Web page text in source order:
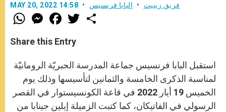
MAY 20, 2022 14:58 فريق زينيت البابا فرنسيس
W
h
t
s
p
M
e
s
e
g
e
r
F
a
e
b
o
k
w
Share this Entry
استقبل البابا فرنسيس جماعة المدرسة الحبريّة الرومانيّة
لمناسبة الذكرى الخامسة والثمانين لتأسيسها وذلك يوم
الخميس 19 أيار 2022 في قاعة الكونسيستوار في القصر
الرسولي في الفاتيكان، كما كتبت الزميلة إيلين جينابا من